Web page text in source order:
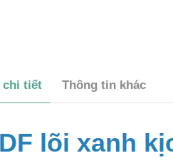
chi tiết Thông tin khác
lõi xanh